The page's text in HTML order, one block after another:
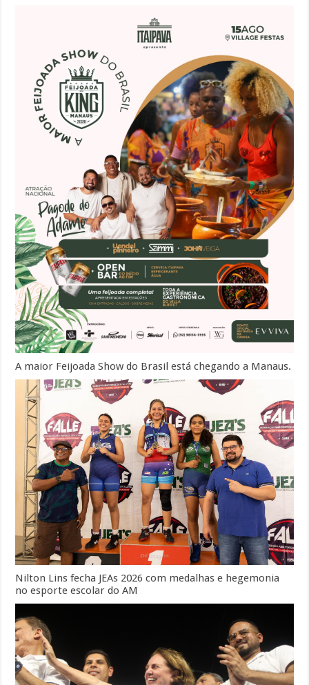
A maior Feijoada Show do Brasil está chegando a Manaus.
Nilton Lins fecha JEAs 2026 com medalhas e hegemonia
no esporte escolar do AM